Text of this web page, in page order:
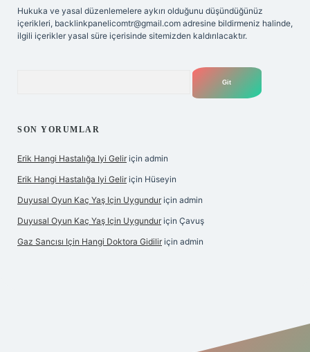
Hukuka ve yasal düzenlemelere aykırı olduğunu düşündüğünüz
içerikleri, backlinkpanelicomtr@gmail.com adresine bildirmeniz halinde,
ilgili içerikler yasal süre içerisinde sitemizden kaldırılacaktır.
SON YORUMLAR
Erik Hangi Hastalığa Iyi Gelir için admin
Erik Hangi Hastalığa Iyi Gelir için Hüseyin
Duyusal Oyun Kaç Yaş Için Uygundur için admin
Duyusal Oyun Kaç Yaş Için Uygundur için Çavuş
Gaz Sancısı Için Hangi Doktora Gidilir için admin